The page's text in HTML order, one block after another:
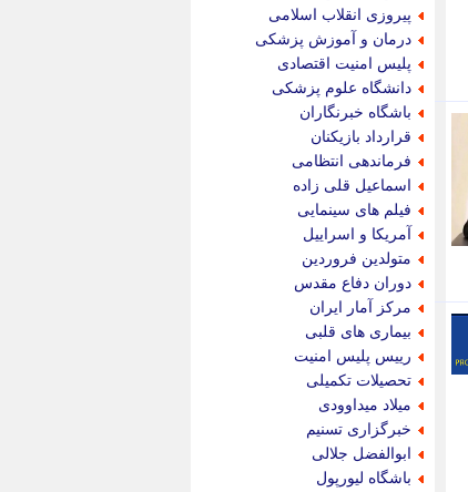
پیروزی انقلاب اسلامی
درمان و آموزش پزشکی
پلیس امنیت اقتصادی
دانشگاه علوم پزشکی
باشگاه خبرنگاران
قرارداد بازیکنان
فرماندهی انتظامی
اسماعیل قلی زاده
فیلم های سینمایی
آمریکا و اسراییل
متولدین فروردین
دوران دفاع مقدس
مرکز آمار ایران
بیماری های قلبی
رییس پلیس امنیت
تحصیلات تکمیلی
میلاد میداوودی
خبرگزاری تسنیم
ابوالفضل جلالی
باشگاه لیورپول